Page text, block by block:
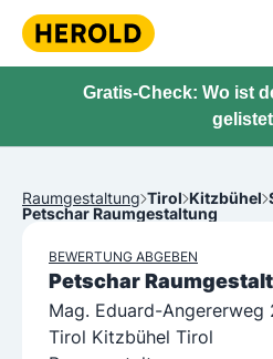
Gratis-Check: Wo ist
Raumgestaltung Tirol Kitzbühel
Petschar Raumgestaltung
BEWERTUNG ABGEBEN
Petschar
Mag. Eduard-
Tirol Kitzbühel Tirol